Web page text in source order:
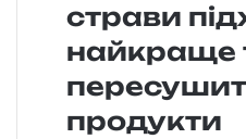
страви
найкраще
продукти